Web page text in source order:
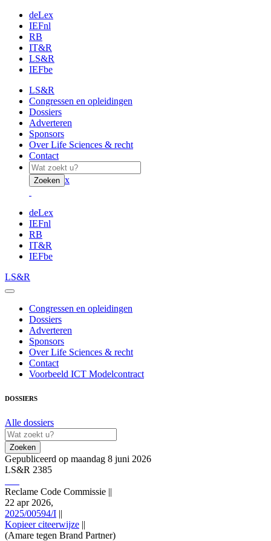
deLex
IEFnl
RB
IT&R
LS&R
IEFbe
LS&R
Congressen en opleidingen
Dossiers
Adverteren
Sponsors
Over Life Sciences & recht
Contact
Zoeken x
deLex
IEFnl
RB
IT&R
IEFbe
LS&R
Congressen en opleidingen
Dossiers
Adverteren
Sponsors
Over Life Sciences & recht
Contact
Voorbeeld ICT Modelcontract
DOSSIERS
Alle dossiers
Zoeken
Gepubliceerd op maandag 8 juni 2026
LS&R 2385
Reclame Code Commissie ||
22 apr 2026,
2025/00594/I ||
Kopieer citeerwijze ||
(Amare tegen Brand Partner)